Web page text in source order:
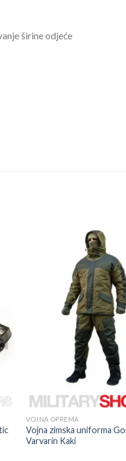
širine odjeće
VOJNA OPREMA
Vojna zimska uniforma
Varvarin Kaki